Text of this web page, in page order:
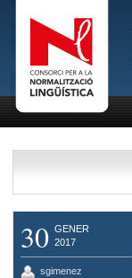
30 GENER
2017
sgimenez